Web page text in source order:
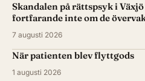
Skandalen på rättspsyk i
fortfarande inte om de
7 augusti 2026
När patienten blev flyttgods
1 augusti 2026